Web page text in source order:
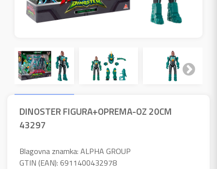
DINOSTER FIGURA+OPREMA-OZ 20CM
43297
Blagovna znamka: ALPHA GROUP
GTIN (EAN): 6911400432978